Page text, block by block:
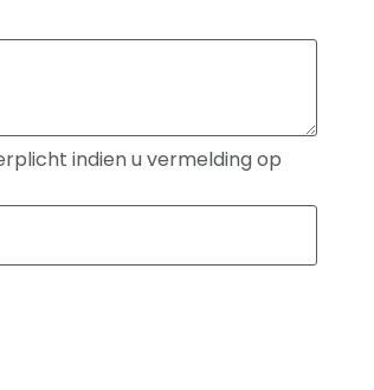
indien u vermelding op